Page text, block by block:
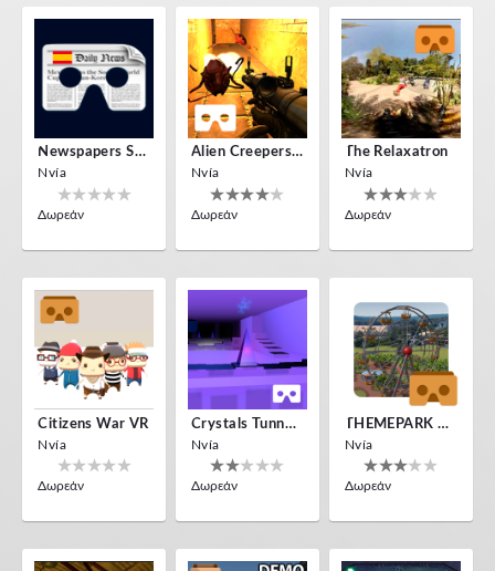
Newspapers Spain VR
Nvía
Δωρεάν
Alien Creepers VR
Nvía
Δωρεάν
The Relaxatron
Nvía
Δωρεάν
Citizens War VR
Nvía
Δωρεάν
Crystals Tunnel VR
Nvía
Δωρεάν
THEMEPARK VR
Nvía
Δωρεάν